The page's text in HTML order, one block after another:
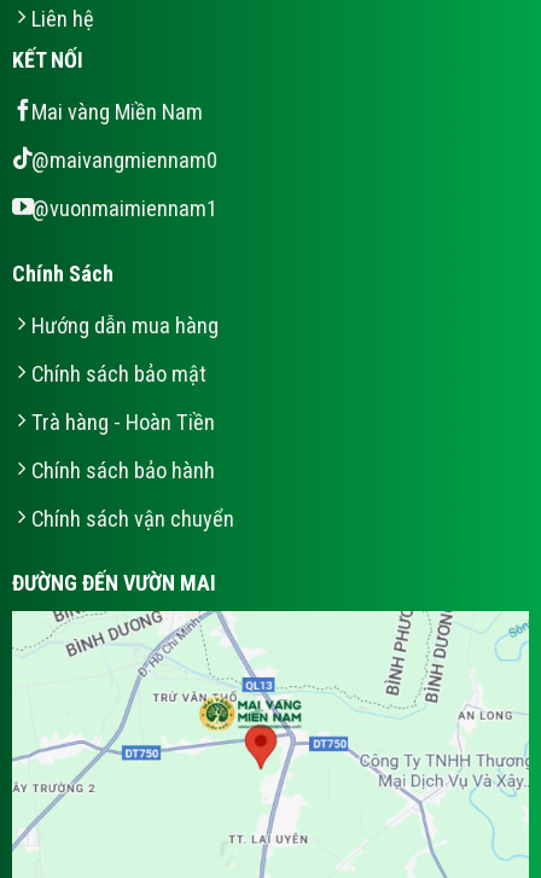
Liên hệ
KẾT NỐI
Mai vàng Miền Nam
@maivangmiennam0
@vuonmaimiennam1
Chính Sách
Hướng dẫn mua hàng
Chính sách bảo mật
Trà hàng - Hoàn Tiền
Chính sách bảo hành
Chính sách vận chuyển
ĐƯỜNG ĐẾN VƯỜN MAI